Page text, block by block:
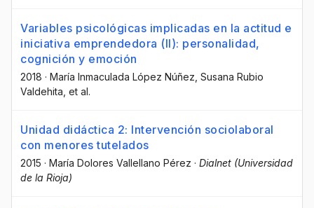
Variables psicológicas implicadas en la actitud e
iniciativa emprendedora (II): personalidad,
cognición y emoción
2018 · María Inmaculada López Núñez , Susana Rubio
Valdehita , et al.
Unidad didáctica 2: Intervención sociolaboral
con menores tutelados
2015 · María Dolores Vallellano Pérez · Dialnet (Universidad
de la Rioja)